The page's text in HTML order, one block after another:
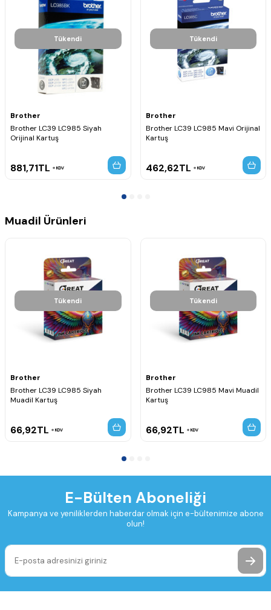
Brother MFC-J Serisi
MFC-J220
MFC-J265W
MFC-J410
MFC-J415W
Tükendi
Brother
Brother LC39 LC985 Siyah
Orijinal Kartuş
881,71TL KDV
Tükendi
Brother
Brother LC39 LC985 Mavi Orijinal
Kartuş
462,62TL KDV
Muadil Ürünleri
Tükendi
Brother
Brother LC39 LC985 Siyah
Muadil Kartuş
66,92TL KDV
Tükendi
Brother
Brother LC39 LC985 Mavi Muadil
Kartuş
66,92TL KDV
E-Bülten Aboneliği
Kampanya ve yeniliklerden haberdar olmak için e-bültenimize abone
olun!